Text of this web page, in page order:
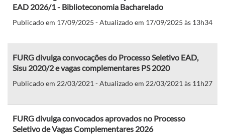
EAD 2026/1 - Biblioteconomia Bacharelado
Publicado em 17/09/2025 - Atualizado em 17/09/2025 às 13h34
FURG divulga convocações do Processo Seletivo EAD,
Sisu 2020/2 e vagas complementares PS 2020
Publicado em 22/03/2021 - Atualizado em 22/03/2021 às 11h27
FURG divulga convocados aprovados no Processo
Seletivo de Vagas Complementares 2026